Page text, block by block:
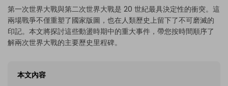
第一次世界大戰與第二次世界大戰是 20 世紀最具決定性的衝突。這
兩場戰爭不僅重塑了國家版圖，也在人類歷史上留下了不可磨滅的
印記。本文將探討這些動盪時期中的重大事件，帶您按時間順序了
解兩次世界大戰的主要歷史里程碑。
本文內容